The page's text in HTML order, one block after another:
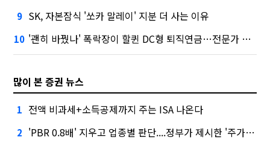
9 SK, 자본잠식 '쏘카 말레이' 지분 더 사는 이유
10 '괜히 바꿨나' 폭락장이 할퀸 DC형 퇴직연금…전문가 조언은
많이 본 증권 뉴스
1 전액 비과세+소득공제까지 주는 ISA 나온다
2 'PBR 0.8배' 지우고 업종별 판단....정부가 제시한 '주가 누르기' 방지법